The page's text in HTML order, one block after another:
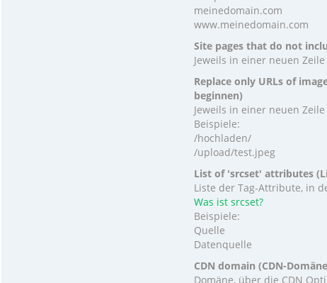
meinedomain.com
www.meinedomain.com
Site pages that do not
Jeweils in einer neuen
Replace only URLs of
beginnen)
Jeweils in einer neuen
Beispiele:
/hochladen/
/upload/test.jpeg
List of 'srcset' attributes
Liste der Tag-Attribute, in
Was ist srcset?
Beispiele:
Quelle
Datenquelle
CDN domain (CDN-
Domäne, über die CDN